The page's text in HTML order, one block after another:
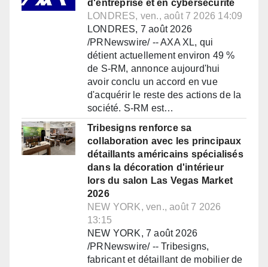
d'entreprise et en cybersécurité
LONDRES, ven., août 7 2026 14:09
LONDRES, 7 août 2026
/PRNewswire/ -- AXA XL, qui
détient actuellement environ 49 %
de S-RM, annonce aujourd'hui
avoir conclu un accord en vue
d'acquérir le reste des actions de la
société. S-RM est…
Tribesigns renforce sa
collaboration avec les principaux
détaillants américains spécialisés
dans la décoration d'intérieur
lors du salon Las Vegas Market
2026
NEW YORK, ven., août 7 2026
13:15
NEW YORK, 7 août 2026
/PRNewswire/ -- Tribesigns,
fabricant et détaillant de mobilier de